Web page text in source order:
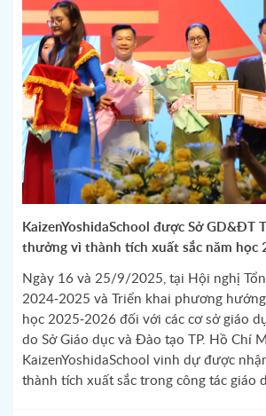
KaizenYoshidaSchool được Sở GD&ĐT
thưởng vì thành tích xuất sắc năm học
Ngày 16 và 25/9/2025, tại Hội nghị
2024-2025 và Triển khai phương
học 2025-2026 đối với các cơ sở giáo
do Sở Giáo dục và Đào tạo TP. Hồ Chí
KaizenYoshidaSchool vinh dự được
thành tích xuất sắc trong công tác giáo